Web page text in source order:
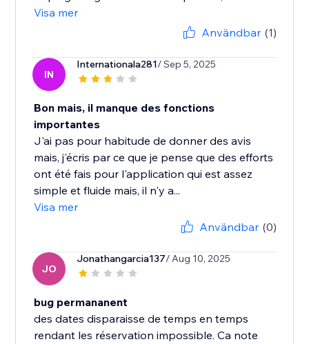
Visa mer
Användbar (1)
IN
Internationala281/ Sep 5, 2025
Bon mais, il manque des fonctions
importantes
J'ai pas pour habitude de donner des avis
mais, j'écris par ce que je pense que des efforts
ont été fais pour l'application qui est assez
simple et fluide mais, il n'y a...
Visa mer
Användbar (0)
JO
Jonathangarcia137/ Aug 10, 2025
bug permananent
des dates disparaisse de temps en temps
rendant les réservation impossible. Ca note